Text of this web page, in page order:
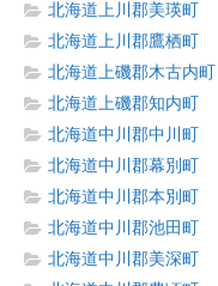
北海道上川郡美瑛町
北海道上川郡鷹栖町
北海道上磯郡木古内町
北海道上磯郡知内町
北海道中川郡中川町
北海道中川郡幕別町
北海道中川郡本別町
北海道中川郡池田町
北海道中川郡美深町